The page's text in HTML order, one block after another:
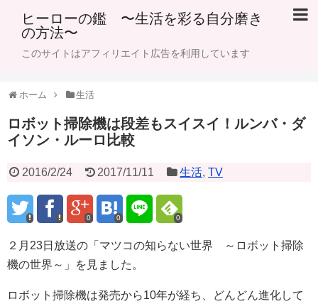
ヒーローの鑑 〜生活を彩る自分磨き
の方法〜
このサイトはアフィリエイト広告を利用しています
ホーム 生活
ロボット掃除機は段差もスイスイ！ルンバ・ダ
イソン・ルーロ比較
2016/2/24 2017/11/11 生活,TV
0 0 0
２月23日放送の「マツコの知らない世界 ～ロボット掃除
機の世界～」を見ました。
ロボット掃除機は発売から10年が経ち、どんどん進化して